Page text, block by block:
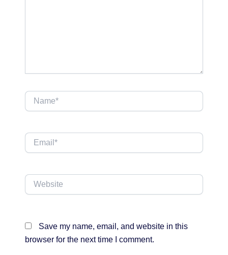
Name*
Email*
Website
Save my name, email, and website in this
browser for the next time I comment.